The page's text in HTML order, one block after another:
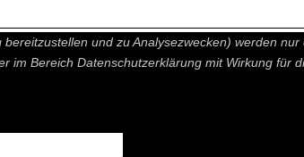
Cookies und Statistik Funktionen, die
und zu Analysezwecken) werden
im Bereich Datenschutzerklärung mit Wirkung für